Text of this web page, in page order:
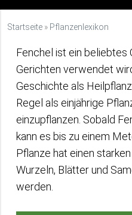
Startseite » Pflanzenlexikon
Fenchel ist ein beliebtes
Gerichten verwendet
Geschichte als
Regel als einjährige
einzupflanzen. Sobald
kann es bis zu einem
Pflanze hat einen
Wurzeln, Blätter und
werden.